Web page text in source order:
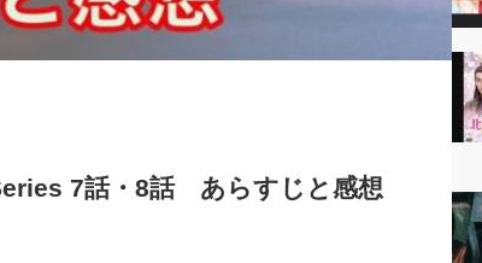
7話・8話 あらすじと感想